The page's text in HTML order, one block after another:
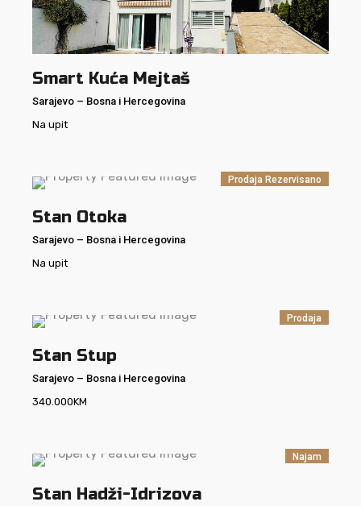
Smart Kuća Mejtaš
Sarajevo – Bosna i Hercegovina
Na upit
Prodaja Rezervisano
Stan Otoka
Sarajevo – Bosna i Hercegovina
Na upit
Prodaja
Stan Stup
Sarajevo – Bosna i Hercegovina
340.000KM
Najam
Stan Hadži-Idrizova